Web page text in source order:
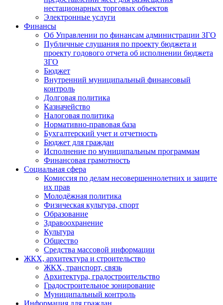
нестационарных торговых объектов
Электронные услуги
Финансы
Об Управлении по финансам администрации ЗГО
Публичные слушания по проекту бюджета и
проекту годового отчета об исполнении бюджета
ЗГО
Бюджет
Внутренний муниципальный финансовый
контроль
Долговая политика
Казначейство
Налоговая политика
Нормативно-правовая база
Бухгалтерский учет и отчетность
Бюджет для граждан
Исполнение по муниципальным программам
Финансовая грамотность
Социальная сфера
Комиссия по делам несовершеннолетних и защите
их прав
Молодёжная политика
Физическая культура, спорт
Образование
Здравоохранение
Культура
Общество
Средства массовой информации
ЖКХ, архитектура и строительство
ЖКХ, транспорт, связь
Архитектура, градостроительство
Градостроительное зонирование
Муниципальный контроль
Информация для граждан